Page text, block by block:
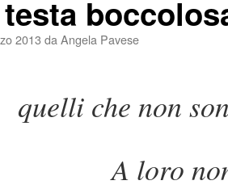
2013 da Angela Pavese
quelli che non
A loro